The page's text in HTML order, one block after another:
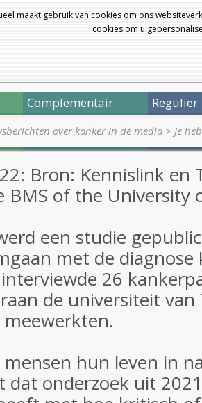
maakt gebruik van cookies om ons
cookies om u
Complementair Regulier
over kanker in de media > Je
Bron: Kennislink en
BMS of the University
een studie
met de diagnose
26
de universiteit
hun leven in
dat onderzoek uit